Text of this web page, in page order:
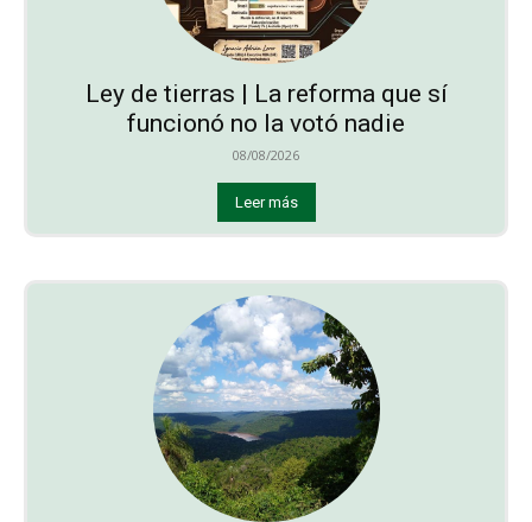
Ley de tierras | La reforma que sí
funcionó no la votó nadie
08/08/2026
Leer más